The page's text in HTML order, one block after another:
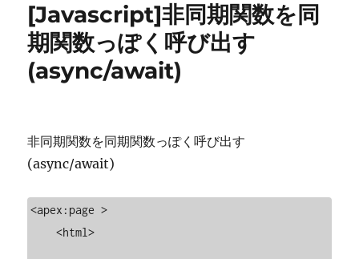
ー
に
[Javascript]非同期関数を同
期関数っぽく呼び出す
(async/await)
非同期関数を同期関数っぽく呼び出す
(async/await)
<apex:page >
    <html>